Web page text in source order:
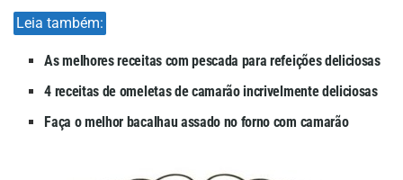
Leia também:
As melhores receitas com pescada para refeições deliciosas
4 receitas de omeletas de camarão incrivelmente deliciosas
Faça o melhor bacalhau assado no forno com camarão